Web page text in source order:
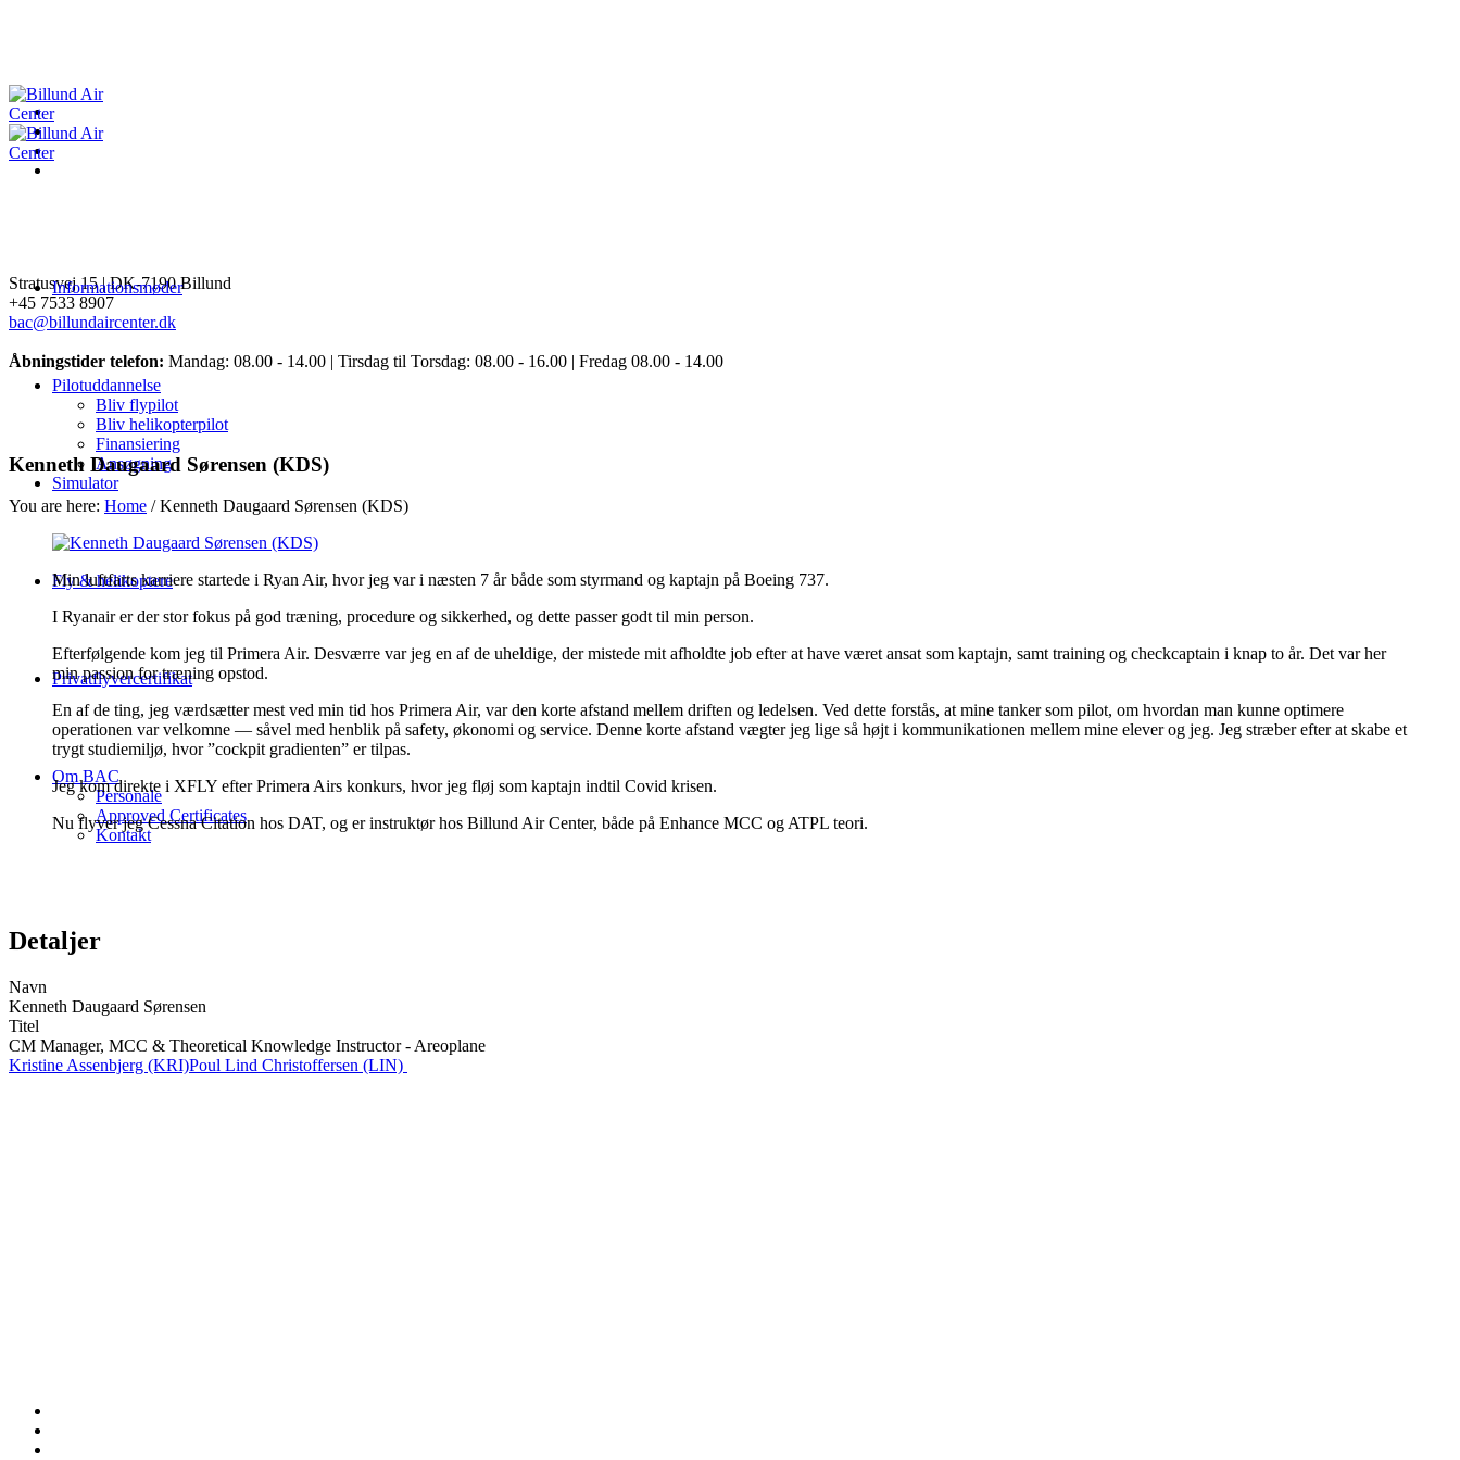
Stratusvej 15 |DK-7190 Billund
+45 7533 8907
bac@billundaircenter.dk
Åbningstider telefon: Mandag: 08.00 - 14.00 | Tirsdag til Torsdag: 08.00 - 16.00 | Fredag 08.00 - 14.00
Informationsmøder
Pilotuddannelse
Bliv flypilot
Bliv helikopterpilot
Finansiering
Ansøgning
Simulator
Fly & helikoptere
Privatflyvercertifikat
Om BAC
Personale
Approved Certificates
Kontakt
Kenneth Daugaard Sørensen (KDS)
You are here: Home /Kenneth Daugaard Sørensen (KDS)
Min luftfarts karriere startede i Ryan Air, hvor jeg var i næsten 7 år både som styrmand og kaptajn på Boeing 737.
I Ryanair er der stor fokus på god træning, procedure og sikkerhed, og dette passer godt til min person.
Efterfølgende kom jeg til Primera Air. Desværre var jeg en af de uheldige, der mistede mit afholdte job efter at have været ansat som kaptajn, samt training og checkcaptain i knap to år. Det var her
min passion for træning opstod.
En af de ting, jeg værdsætter mest ved min tid hos Primera Air, var den korte afstand mellem driften og ledelsen. Ved dette forstås, at mine tanker som pilot, om hvordan man kunne optimere
operationen var velkomne — såvel med henblik på safety, økonomi og service. Denne korte afstand vægter jeg lige så højt i kommunikationen mellem mine elever og jeg. Jeg stræber efter at skabe et
trygt studiemiljø, hvor ”cockpit gradienten” er tilpas.
Jeg kom direkte i XFLY efter Primera Airs konkurs, hvor jeg fløj som kaptajn indtil Covid krisen.
Nu flyver jeg Cessna Citation hos DAT, og er instruktør hos Billund Air Center, både på Enhance MCC og ATPL teori.
Detaljer
Navn
Kenneth Daugaard Sørensen
Titel
CM Manager, MCC & Theoretical Knowledge Instructor - Areoplane
Kristine Assenbjerg (KRI)Poul Lind Christoffersen (LIN)